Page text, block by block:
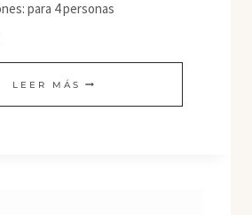
para 4 personas
LEER MÁS CANELONES
DE